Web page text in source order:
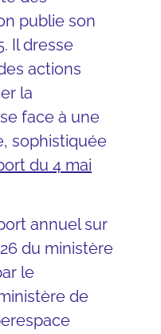
publie son
Il dresse
actions
la
face à une
sophistiquée
du 4 mai
annuel sur
du ministère
le
de